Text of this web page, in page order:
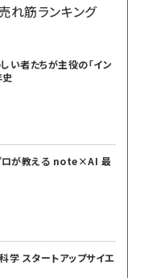
れ筋ランキング
い者たちが主役の「イン
ロが教える note×AI 最
スタートアップサイエ